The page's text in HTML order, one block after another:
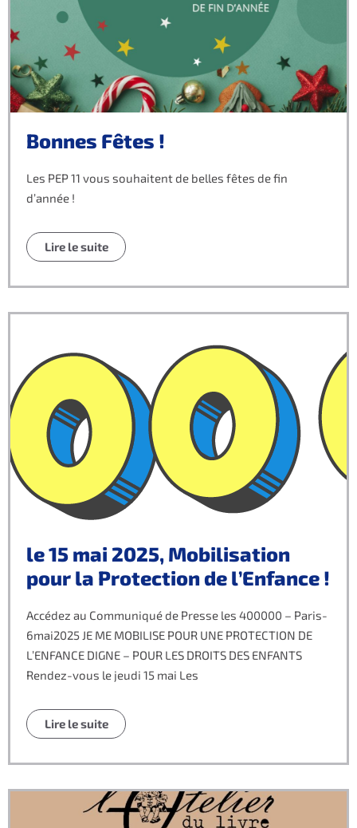
Bonnes Fêtes !
Les PEP 11 vous souhaitent de belles fêtes de fin
d’année !
Lire le suite
le 15 mai 2025, Mobilisation
pour la Protection de l’Enfance !
Accédez au Communiqué de Presse les 400000 – Paris-
6mai2025 JE ME MOBILISE POUR UNE PROTECTION DE
L’ENFANCE DIGNE – POUR LES DROITS DES ENFANTS
Rendez-vous le jeudi 15 mai Les
Lire le suite